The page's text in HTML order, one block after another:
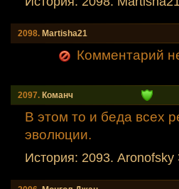
2098. Martisha21
Комментарий
2097. Команч
В этом то и беда всех
эволюции.
История: 2093. Aronofsky